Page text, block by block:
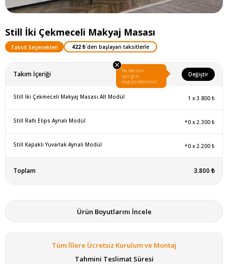
Still İki Çekmeceli Makyaj Masası
Taksit Seçenekleri 422 ₺`den başlayan taksitlerle
Takım İçeriği Değiştir
× Bu takımın
içeriğini
değiştirebilirsin.
Still İki Çekmeceli Makyaj Masası Alt Modül 1 x 3.800 ₺
Still Raflı Elips Aynalı Modül *0x 2.300 ₺
Still Kapaklı Yuvarlak Aynalı Modül *0x 2.200 ₺
Toplam 3.800 ₺
Ürün Boyutlarını İncele
Tüm İllere Ücretsiz Kurulum ve Montaj
Tahmini Teslimat Süresi